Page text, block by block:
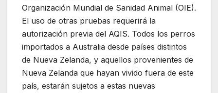
Organización Mundial de Sanidad Animal (OIE).
El uso de otras pruebas requerirá la
autorización previa del AQIS. Todos los perros
importados a Australia desde países distintos
de Nueva Zelanda, y aquellos provenientes de
Nueva Zelanda que hayan vivido fuera de este
país, estarán sujetos a estas nuevas